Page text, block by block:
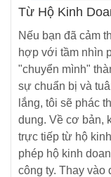
Từ Hộ Kinh
Bạn
Nếu bạn đã cảm
hợp với tầm nhìn
"chuyển mình"
sự chuẩn bị và
lắng, tôi sẽ phác
dung. Về cơ bản,
trực tiếp từ hộ
phép hộ kinh
công ty. Thay vào